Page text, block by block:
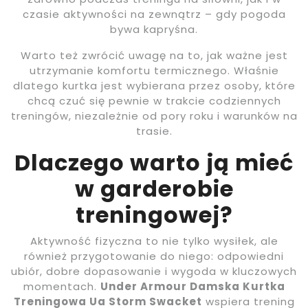
czasie aktywności na zewnątrz – gdy pogoda
bywa kapryśna.
Warto też zwrócić uwagę na to, jak ważne jest
utrzymanie komfortu termicznego. Właśnie
dlatego kurtka jest wybierana przez osoby, które
chcą czuć się pewnie w trakcie codziennych
treningów, niezależnie od pory roku i warunków na
trasie.
Dlaczego warto ją mieć
w garderobie
treningowej?
Aktywność fizyczna to nie tylko wysiłek, ale
również przygotowanie do niego: odpowiedni
ubiór, dobre dopasowanie i wygoda w kluczowych
momentach. Under Armour Damska Kurtka
Treningowa Ua Storm Swacket wspiera trening